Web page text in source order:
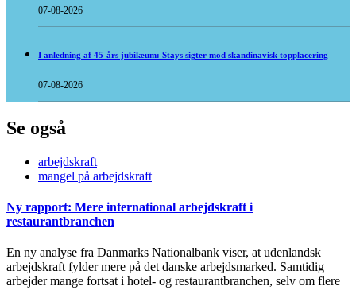
07-08-2026
I anledning af 45-års jubilæum: Stays sigter mod skandinavisk topplacering
07-08-2026
Se også
arbejdskraft
mangel på arbejdskraft
Ny rapport: Mere international arbejdskraft i
restaurantbranchen
En ny analyse fra Danmarks Nationalbank viser, at udenlandsk
arbejdskraft fylder mere på det danske arbejdsmarked. Samtidig
arbejder mange fortsat i hotel- og restaurantbranchen, selv om flere